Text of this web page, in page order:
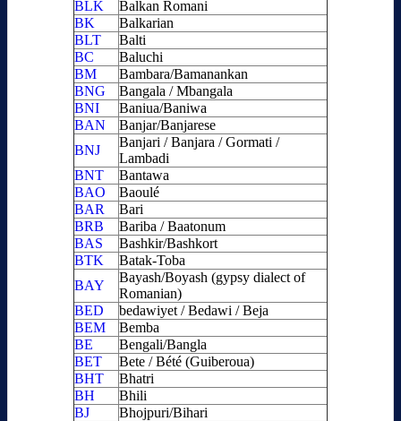
BLK
Balkan Romani
BK
Balkarian
BLT
Balti
BC
Baluchi
BM
Bambara/Bamanankan
BNG
Bangala / Mbangala
BNI
Baniua/Baniwa
BAN
Banjar/Banjarese
BNJ
Banjari / Banjara / Gormati /
Lambadi
BNT
Bantawa
BAO
Baoulé
BAR
Bari
BRB
Bariba / Baatonum
BAS
Bashkir/Bashkort
BTK
Batak-Toba
BAY
Bayash/Boyash (gypsy dialect of
Romanian)
BED
bedawiyet / Bedawi / Beja
BEM
Bemba
BE
Bengali/Bangla
BET
Bete / Bété (Guiberoua)
BHT
Bhatri
BH
Bhili
BJ
Bhojpuri/Bihari